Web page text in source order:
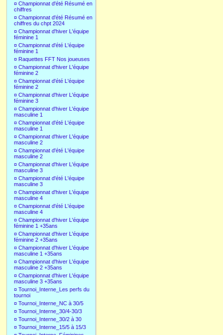
¤ Championnat d'été Résumé en
chiffres
¤ Championnat d'été Résumé en
chiffres du chpt 2024
¤ Championnat d'hiver L'équipe
féminine 1
¤ Championnat d'été L'équipe
féminine 1
¤ Raquettes FFT Nos joueuses
¤ Championnat d'hiver L'équipe
féminine 2
¤ Championnat d'été L'équipe
féminine 2
¤ Championnat d'hiver L'équipe
féminine 3
¤ Championnat d'hiver L'équipe
masculine 1
¤ Championnat d'été L'équipe
masculine 1
¤ Championnat d'hiver L'équipe
masculine 2
¤ Championnat d'été L'équipe
masculine 2
¤ Championnat d'hiver L'équipe
masculine 3
¤ Championnat d'été L'équipe
masculine 3
¤ Championnat d'hiver L'équipe
masculine 4
¤ Championnat d'été L'équipe
masculine 4
¤ Championnat d'hiver L'équipe
féminine 1 +35ans
¤ Championnat d'hiver L'équipe
féminine 2 +35ans
¤ Championnat d'hiver L'équipe
masculine 1 +35ans
¤ Championnat d'hiver L'équipe
masculine 2 +35ans
¤ Championnat d'hiver L'équipe
masculine 3 +35ans
¤ Tournoi_Interne_Les perfs du
tournoi
¤ Tournoi_Interne_NC à 30/5
¤ Tournoi_Interne_30/4-30/3
¤ Tournoi_Interne_30/2 à 30
¤ Tournoi_Interne_15/5 à 15/3